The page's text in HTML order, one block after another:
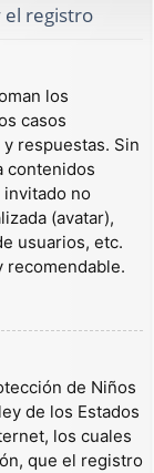
el registro
los
casos
respuestas. Sin
contenidos
no
(avatar),
usuarios, etc.
recomendable.
de Niños
de los Estados
los cuales
que el registro